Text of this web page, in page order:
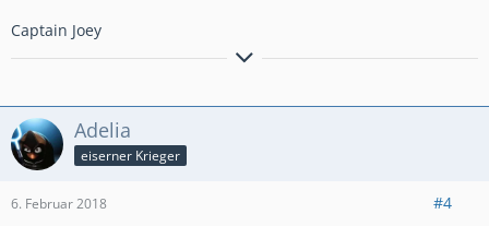
Captain Joey
Besuche uns aufhttp://www.franken-clan.com
Beitrag hier im Forum:[Top200DE Clan: Fr@nken] Die Fr@nken
Clan-Familie - Clans für sympathische Spieler
Wahnsinns-Clans: Fr@nken (#2UCVC2), Fr@nken 2.0 (#GY9QPLL)
und Nürnberg (#V0RRY8) - Auch Du bist willkommen!
Adelia
eiserner Krieger
6. Februar 2018 #4